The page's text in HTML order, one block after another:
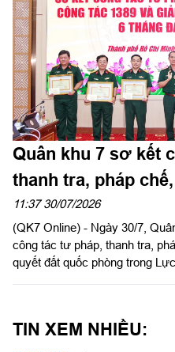
Quân khu 7 sơ kết
thanh tra, pháp
giải quyết đất quốc
11:37 30/07/2026
(QK7 Online) - Ngày 30/7,
công tác tư pháp, thanh tra,
quyết đất quốc phòng trong
TIN XEM NHIỀU: